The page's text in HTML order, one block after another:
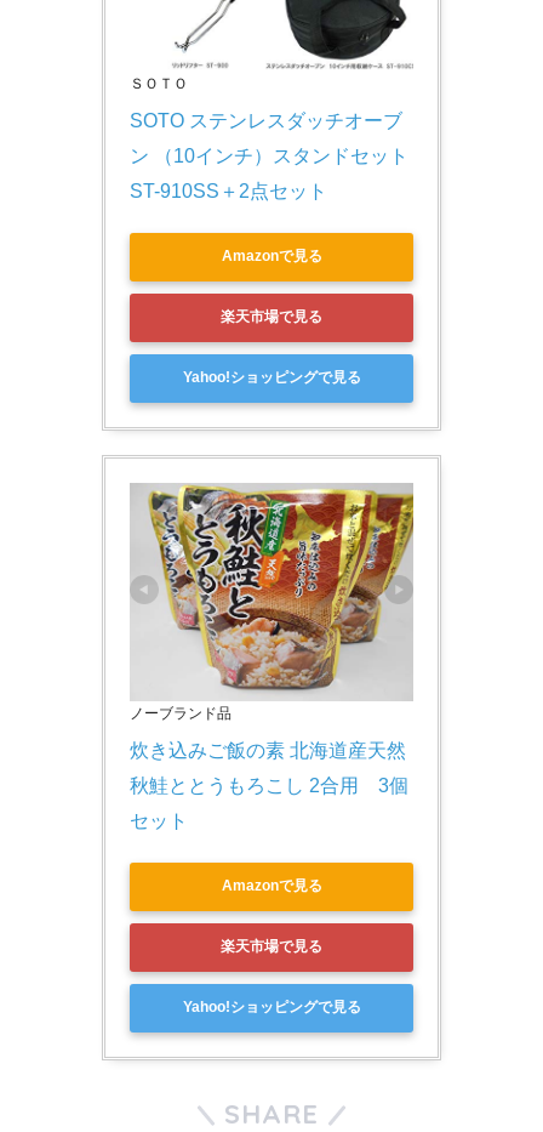
ＳＯＴＯ
SOTO ステンレスダッチオーブ
ン （10インチ）スタンドセット
ST-910SS＋2点セット
Amazonで見る
楽天市場で見る
Yahoo!ショッピングで見る
ノーブランド品
炊き込みご飯の素 北海道産天然
秋鮭ととうもろこし 2合用　3個
セット
Amazonで見る
楽天市場で見る
Yahoo!ショッピングで見る
SHARE